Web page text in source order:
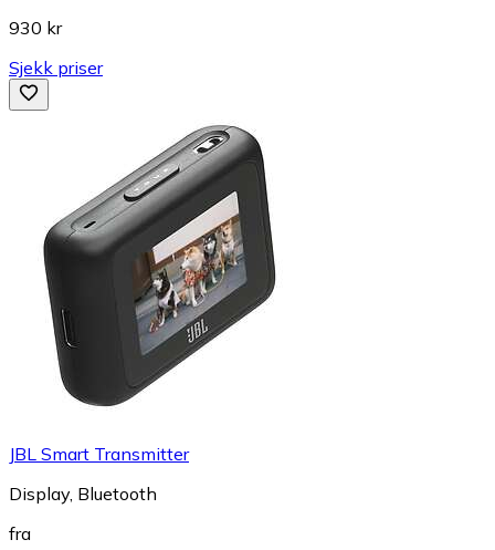
930 kr
Sjekk priser
JBL Smart Transmitter
Display, Bluetooth
fra